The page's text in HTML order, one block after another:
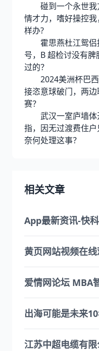
碰到一个永世我
情才力，嗜好操控
样办?
霍思燕杜江鸳侣
号，B 超检讨没有
过的？
2024美洲杯巴西
接恣意球破门，两
赛？
武汉一室庐墙体
指，因无过渡费住
奈何处理这事？
相关文章
App最新资讯-快
黄页网站视频在
爱情网论坛 MBA
出海可能是未来
江苏中超电缆有限